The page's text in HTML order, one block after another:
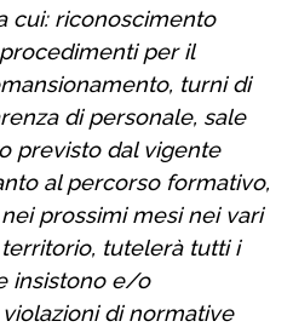
cui: riconoscimento
per il
turni di
di personale, sale
previsto dal vigente
al percorso formativo,
prossimi mesi nei vari
tutelerà tutti i
insistono e/o
di normative